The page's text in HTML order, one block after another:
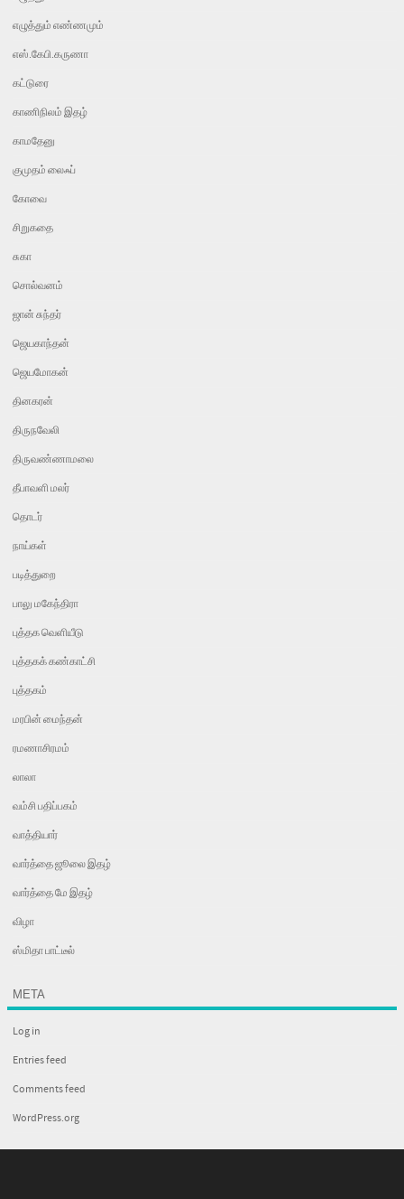
எழுத்தும் எண்ணமும்
எஸ்.கேபி.கருணா
கட்டுரை
காணிநிலம் இதழ்
காமதேனு
குமுதம் லைஃப்
கோவை
சிறுகதை
சுகா
சொல்வனம்
ஜான் சுந்தர்
ஜெயகாந்தன்
ஜெயமோகன்
தினகரன்
திருநவேலி
திருவண்ணாமலை
தீபாவளி மலர்
தொடர்
நாய்கள்
படித்துறை
பாலு மகேந்திரா
புத்தக வெளியீடு
புத்தகக் கண்காட்சி
புத்தகம்
மரபின் மைந்தன்
ரமணாசிரமம்
லாலா
வம்சி பதிப்பகம்
வாத்தியார்
வார்த்தை ஜூலை இதழ்
வார்த்தை மே இதழ்
விழா
ஸ்மிதா பாட்டீல்
META
Log in
Entries feed
Comments feed
WordPress.org